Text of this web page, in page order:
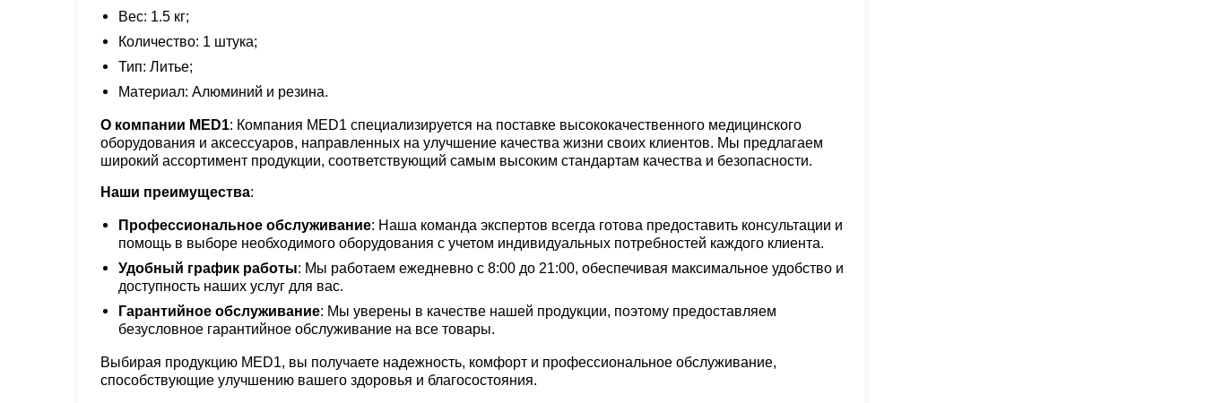
Вес: 1.5 кг;
Количество: 1 штука;
Тип: Литье;
Материал: Алюминий и резина.
О компании MED1: Компания MED1 специализируется на поставке высококачественного медицинского
оборудования и аксессуаров, направленных на улучшение качества жизни своих клиентов. Мы предлагаем
широкий ассортимент продукции, соответствующий самым высоким стандартам качества и безопасности.
Наши преимущества:
Профессиональное обслуживание: Наша команда экспертов всегда готова предоставить консультации и
помощь в выборе необходимого оборудования с учетом индивидуальных потребностей каждого клиента.
Удобный график работы: Мы работаем ежедневно с 8:00 до 21:00, обеспечивая максимальное удобство и
доступность наших услуг для вас.
Гарантийное обслуживание: Мы уверены в качестве нашей продукции, поэтому предоставляем
безусловное гарантийное обслуживание на все товары.
Выбирая продукцию MED1, вы получаете надежность, комфорт и профессиональное обслуживание,
способствующие улучшению вашего здоровья и благосостояния.